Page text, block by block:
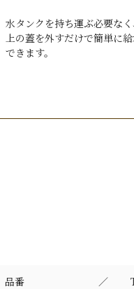
水タンクを持ち運ぶ必要なく
上の蓋を外すだけで簡単に
できます。
品番